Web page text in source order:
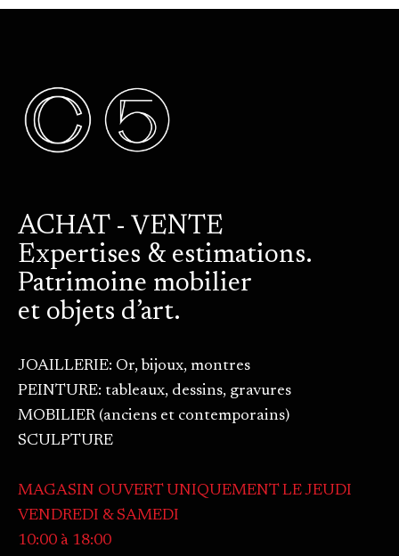
ACHAT - VENTE
Expertises & estimations.
Patrimoine mobilier
et objets d’art.
JOAILLERIE: Or, bijoux, montres
PEINTURE: tableaux, dessins, gravures
MOBILIER (anciens et contemporains)
SCULPTURE
MAGASIN OUVERT UNIQUEMENT LE JEUDI
VENDREDI & SAMEDI
10:00 à 18:00